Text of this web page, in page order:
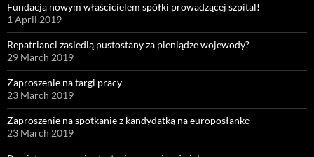
Fundacja nowym właścicielem spółki prowadzącej szpital!
1 April 2019
Repatrianci zasiedlą pustostany za pieniądze wojewody?
29 March 2019
Zaproszenie na targi pracy
23 March 2019
Zaproszenie na spotkanie z kandydatką na europosłankę
23 March 2019